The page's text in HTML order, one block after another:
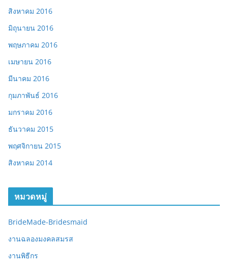
สิงหาคม 2016
มิถุนายน 2016
พฤษภาคม 2016
เมษายน 2016
มีนาคม 2016
กุมภาพันธ์ 2016
มกราคม 2016
ธันวาคม 2015
พฤศจิกายน 2015
สิงหาคม 2014
หมวดหมู่
BrideMade-Bridesmaid
งานฉลองมงคลสมรส
งานพิธีกร